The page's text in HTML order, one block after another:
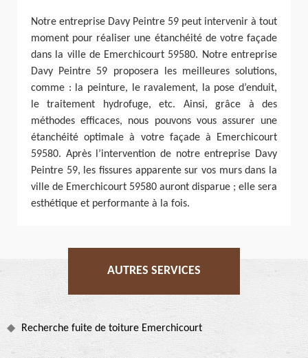
Notre entreprise Davy Peintre 59 peut intervenir à tout
moment pour réaliser une étanchéité de votre façade
dans la ville de Emerchicourt 59580. Notre entreprise
Davy Peintre 59 proposera les meilleures solutions,
comme : la peinture, le ravalement, la pose d’enduit,
le traitement hydrofuge, etc. Ainsi, grâce à des
méthodes efficaces, nous pouvons vous assurer une
étanchéité optimale à votre façade à Emerchicourt
59580. Après l’intervention de notre entreprise Davy
Peintre 59, les fissures apparente sur vos murs dans la
ville de Emerchicourt 59580 auront disparue ; elle sera
esthétique et performante à la fois.
AUTRES SERVICES
Recherche fuite de toiture Emerchicourt